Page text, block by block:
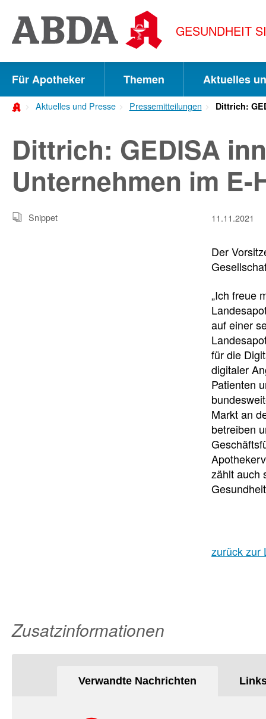
direkt
zu:
zur
Hauptnavigation
zur
zum
Inhalt
Suche
GESUNDHEIT
Für Apotheker Themen Aktuelles
Aktuelles und Presse Pressemitteilungen Dittrich:
Dittrich: GEDISA
Unternehmen im E-
Snippet 11.11.2021
Der
„Ich freue
auf einer
für die
digitaler
Patienten
Markt an
betreiben
zählt auch
zurück zur
Zusatzinformationen
Verwandte Nachrichten